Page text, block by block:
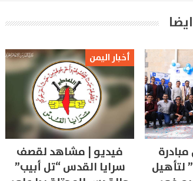
لتأهيل
أخبار اليمن
فيديو | مشاهد لقصف
سرايا القدس “تل أبيب”